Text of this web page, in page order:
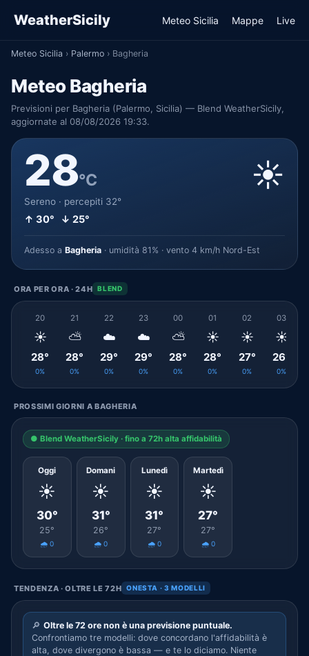
WeatherSicily Meteo Sicilia Mappe Live
Meteo Sicilia › Palermo › Bagheria
Meteo Bagheria
Previsioni per Bagheria (Palermo, Sicilia) — Blend WeatherSicily,
aggiornate al 08/08/2026 19:33.
28°C
Sereno · percepiti 32°
↑ 30° ↓ 25°
☀️
Adesso a Bagheria · umidità 81% · vento 4 km/h Nord-Est
ORA PER ORA · 24H BLEND
20
☀️
28°
0%
21
⛅
28°
0%
22
☁️
29°
0%
23
☁️
29°
0%
00
⛅
28°
0%
01
☀️
28°
0%
02
☀️
27°
0%
03
☀️
26°
0%
PROSSIMI GIORNI A BAGHERIA
● Blend WeatherSicily · fino a 72h alta affidabilità
Oggi
☀️
30°
25°
🌧️ 0
Domani
☀️
31°
26°
🌧️ 0
Lunedì
☀️
31°
27°
🌧️ 0
Martedì
☀️
27°
27°
🌧️ 0
TENDENZA · OLTRE LE 72H ONESTA · 3 MODELLI
🔎 Oltre le 72 ore non è una previsione puntuale.
Confrontiamo tre modelli: dove concordano l'affidabilità è
alta, dove divergono è bassa — e te lo diciamo. Niente